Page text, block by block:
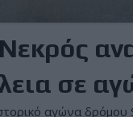
σε
αγώνα